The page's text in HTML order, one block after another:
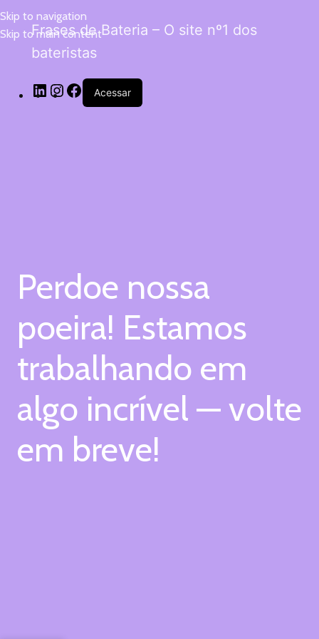
Skip to navigation
Skip to main content
Frases de Bateria – O site nº1 dos
bateristas
Acessar
Perdoe nossa
poeira! Estamos
trabalhando em
algo incrível — volte
em breve!